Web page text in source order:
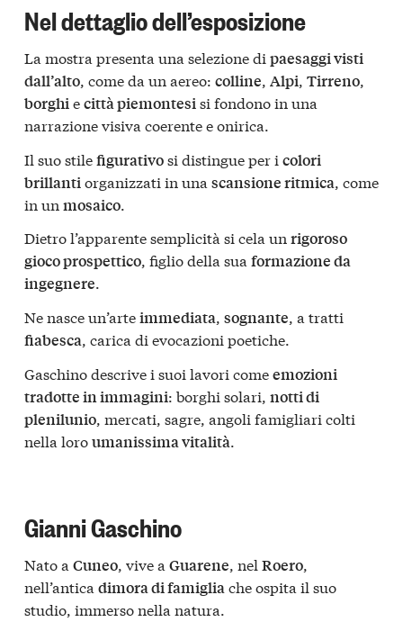
Nel dettaglio dell’esposizione
La mostra presenta una selezione di paesaggi visti
dall’alto, come da un aereo: colline, Alpi, Tirreno,
borghiecittà piemontesisi fondono in una
narrazione visiva coerente e onirica.
Il suo stilefigurativosi distingue per i colori
brillantiorganizzati in una scansione ritmica, come
in un mosaico.
Dietro l’apparente semplicità si cela un rigoroso
gioco prospettico, figlio della sua formazione da
ingegnere.
Ne nasce un’arteimmediata, sognante, a tratti
fiabesca, carica di evocazioni poetiche.
Gaschino descrive i suoi lavori comeemozioni
tradotte in immagini: borghi solari, notti di
plenilunio , mercati, sagre, angoli famigliari colti
nella loroumanissima vitalità
Gianni Gaschino
Nato a Cuneo, vive a Guarene, nel Roero,
nell’antica dimora di famigliache ospita il suo
studio, immerso nella natura.